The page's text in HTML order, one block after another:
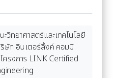
ยาศาสตร์และเทคโนโลยี
ษัท อินเตอร์ลิ้งค์ คอมมิ
ครงการ LINK Certified